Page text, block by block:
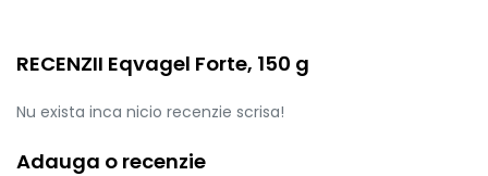
RECENZII Eqvagel Forte, 150 g
Nu exista inca nicio recenzie scrisa!
Adauga o recenzie